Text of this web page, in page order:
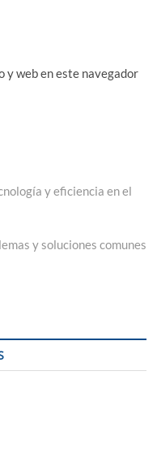
y web en este navegador
y eficiencia en el
y soluciones comunes